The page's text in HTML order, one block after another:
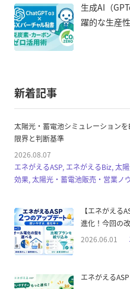
生成AI（
躍的な生産
新着記事
太陽光・蓄電池シミュレーション
限界と判断基準
2026.08.07
エネがえるASP, エネがえるBiz, 太
効果, 太陽光・蓄電池販売・営業ノ
【エネがえる
進化！今回の
2026.06.01
エネがえる